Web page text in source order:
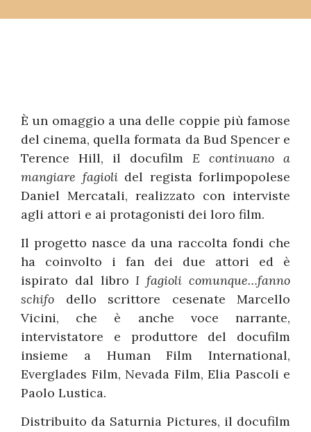
È un omaggio a una delle coppie più famose
del cinema, quella formata da Bud Spencer e
Terence Hill, il docufilm E continuano a
mangiare fagiolidel regista forlimpopolese
Daniel Mercatali, realizzato con interviste
agli attori e ai protagonisti dei loro film.
Il progetto nasce da una raccolta fondi che
ha coinvolto i fan dei due attori ed è
ispirato dal libroI fagioli comunque…fanno
schifo dello scrittore cesenate Marcello
Vicini, che è anche voce narrante,
intervistatore e produttore del docufilm
insieme a Human Film International,
Everglades Film, Nevada Film, Elia Pascoli e
Paolo Lustica.
Distribuito da Saturnia Pictures, il docufilm